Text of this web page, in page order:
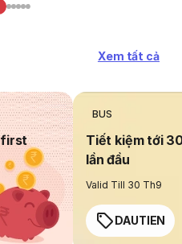
Xem tất cả
first
BUS
Tiết kiệm tới
lần đầu
Valid Till 30 Th9
DAUTIEN